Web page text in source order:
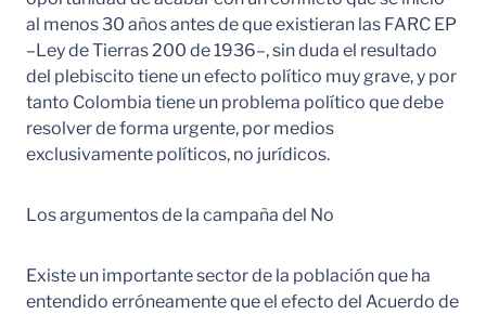
al menos 30 años antes de que existieran las FARC EP
–Ley de Tierras 200 de 1936–, sin duda el resultado
del plebiscito tiene un efecto político muy grave, y por
tanto Colombia tiene un problema político que debe
resolver de forma urgente, por medios
exclusivamente políticos, no jurídicos.
Los argumentos de la campaña del No
Existe un importante sector de la población que ha
entendido erróneamente que el efecto del Acuerdo de